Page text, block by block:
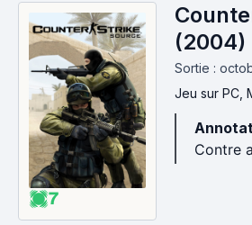
7
(2004)
Sortie :
Jeu sur PC,
Contre